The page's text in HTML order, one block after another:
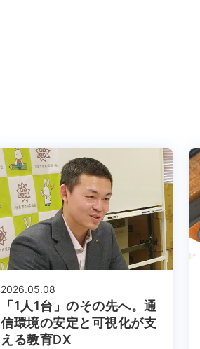
2026.05.08
「1人1台」のその先へ。通
信環境の安定と可視化が支
える教育DX